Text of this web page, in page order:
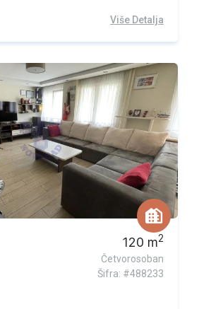
Više Detalja
120 m2
Četvorosoban
Šifra: #488233